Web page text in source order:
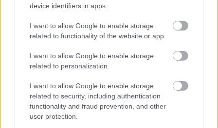
device identifiers in apps.
I want to allow Google to enable storage
related to functionality of the website or app.
I want to allow Google to enable storage
related to personalization.
I want to allow Google to enable storage
related to security, including authentication
functionality and fraud prevention, and other
user protection.
(Érthető? Ott állsz a piacon télen-nyáron a viharvert,
szélsikálta sátor alatt és árulod a pityókát, egy szép
napon a kuncsaft, mint a jég, kezdi verni lefelé az
árakat, nem baj, gondolod, legalább halad az idő,
evvel jól elleszünk, de né, milyen alak ez, se venni, se
alkudni nem hajlandó, s kapja elő azt a halszemű
fityerészve, a dolgára indul.)
Belátom, közbevetőleg itt felvethető, hogy minek
beszélgetek én annyi sokat és – amint gyanítható,